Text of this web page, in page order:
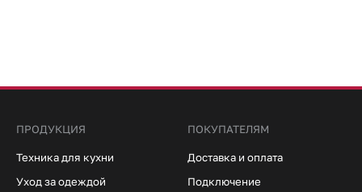
ПРОДУКЦИЯ
Техника для кухни
Уход за одеждой
ПОКУПАТЕЛЯМ
Доставка и оплата
Подключение